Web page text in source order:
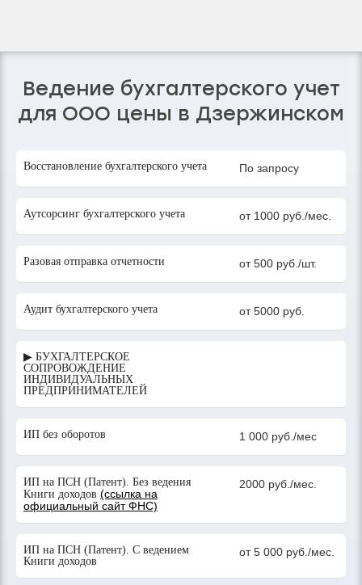
Ведение бухгалтерского учет
для ООО цены в Дзержинском
Восстановление бухгалтерского учета По запросу
Аутсорсинг бухгалтерского учета от 1000 руб./мес.
Разовая отправка отчетности от 500 руб./шт.
Аудит бухгалтерского учета от 5000 руб.
▶ БУХГАЛТЕРСКОЕ
СОПРОВОЖДЕНИЕ
ИНДИВИДУАЛЬНЫХ
ПРЕДПРИНИМАТЕЛЕЙ
ИП без оборотов 1 000 руб./мес
ИП на ПСН (Патент). Без ведения
Книги доходов (ссылка на
официальный сайт ФНС)
2000 руб./мес.
ИП на ПСН (Патент). С ведением
Книги доходов
от 5 000 руб./мес.